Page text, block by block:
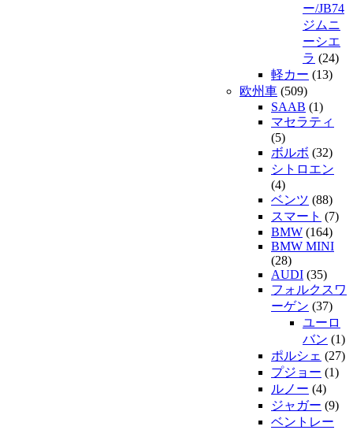
ー/JB74
ジムニ
ーシエ
ラ (24)
軽カー (13)
欧州車 (509)
SAAB (1)
マセラティ
(5)
ボルボ (32)
シトロエン
(4)
ベンツ (88)
スマート (7)
BMW (164)
BMW MINI
(28)
AUDI (35)
フォルクスワ
ーゲン (37)
ユーロ
バン (1)
ポルシェ (27)
プジョー (1)
ルノー (4)
ジャガー (9)
ベントレー